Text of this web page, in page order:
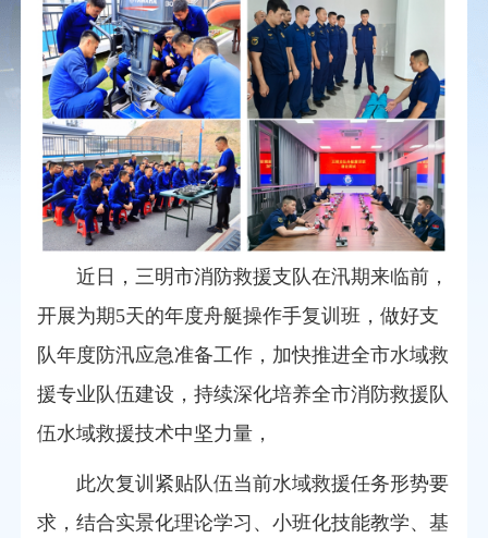
近日，三明市消防救援支队在汛期来临前，
开展为期5天的年度舟艇操作手复训班，做好支
队年度防汛应急准备工作，加快推进全市水域救
援专业队伍建设，持续深化培养全市消防救援队
伍水域救援技术中坚力量，
此次复训紧贴队伍当前水域救援任务形势要
求，结合实景化理论学习、小班化技能教学、基